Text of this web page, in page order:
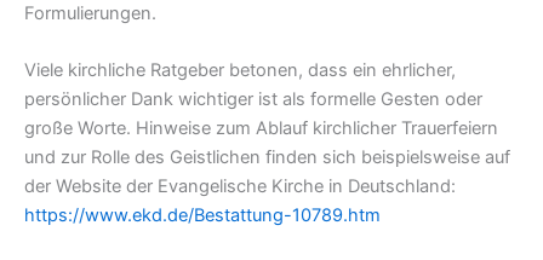
Formulierungen.
Viele kirchliche Ratgeber betonen, dass ein ehrlicher,
persönlicher Dank wichtiger ist als formelle Gesten oder
große Worte. Hinweise zum Ablauf kirchlicher Trauerfeiern
und zur Rolle des Geistlichen finden sich beispielsweise auf
der Website der Evangelische Kirche in Deutschland:
https://www.ekd.de/Bestattung-10789.htm